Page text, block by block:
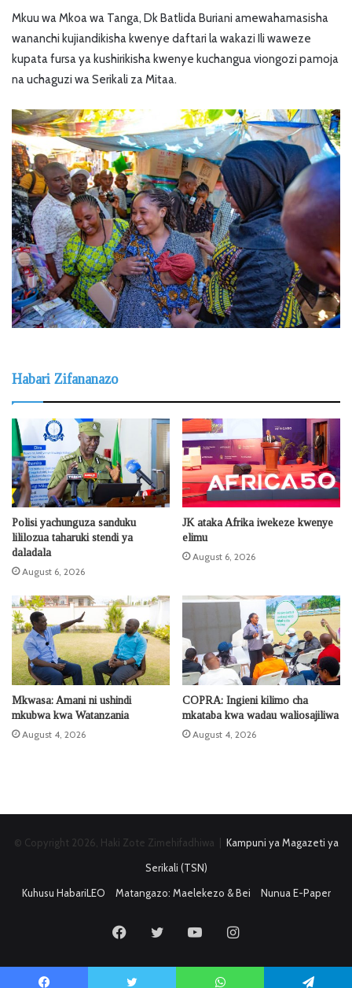
Mkuu wa Mkoa wa Tanga, Dk Batlida Buriani amewahamasisha
wananchi kujiandikisha kwenye daftari la wakazi Ili waweze
kupata fursa ya kushirikisha kwenye kuchangua viongozi pamoja
na uchaguzi wa Serikali za Mitaa.
Habari Zifananazo
Polisi yachunguza sanduku
lililozua taharuki stendi ya
daladala
August 6, 2026
JK ataka Afrika iwekeze kwenye
elimu
August 6, 2026
Mkwasa: Amani ni ushindi
mkubwa kwa Watanzania
August 4, 2026
COPRA: Ingieni kilimo cha
mkataba kwa wadau waliosajiliwa
August 4, 2026
© Copyright 2026, Haki Zote Zimehifadhiwa | Kampuni ya Magazeti ya
Serikali (TSN)
Kuhusu HabariLEO
Matangazo: Maelekezo & Bei Nunua E-Paper
FacebookTwitter YouTubeInstagram